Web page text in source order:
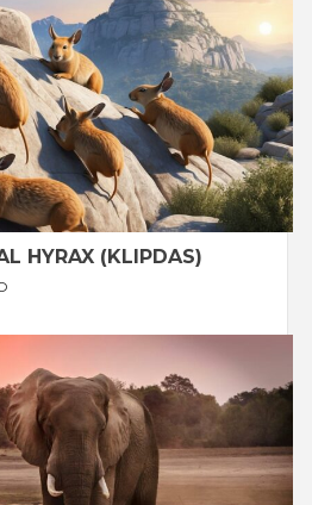
HYRAX (KLIPDAS)